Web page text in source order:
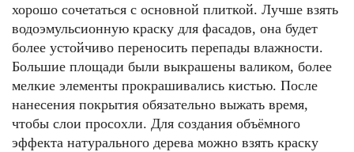
хорошо сочетаться с основной плиткой. Лучше взять
водоэмульсионную краску для фасадов, она будет
более устойчиво переносить перепады влажности.
Большие площади были выкрашены валиком, более
мелкие элементы прокрашивались кистью. После
нанесения покрытия обязательно выжать время,
чтобы слои просохли. Для создания объёмного
эффекта натурального дерева можно взять краску